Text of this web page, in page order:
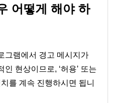
어떻게 해야 하
그램에서 경고 메시지가
인 현상이므로, ‘허용’ 또는
를 계속 진행하시면 됩니